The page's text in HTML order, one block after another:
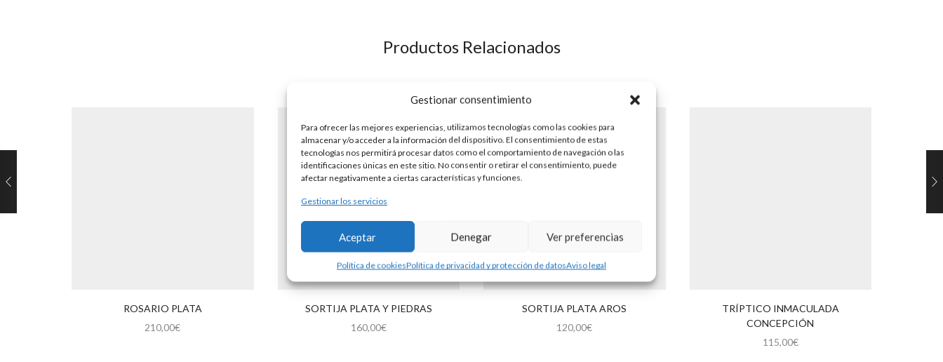
Gestionar consentimiento
Para ofrecer las mejores experiencias, utilizamos tecnologías como las cookies para
almacenar y/o acceder a la información del dispositivo. El consentimiento de estas
tecnologías nos permitirá procesar datos como el comportamiento de navegación o las
identificaciones únicas en este sitio. No consentir o retirar el consentimiento, puede
afectar negativamente a ciertas características y funciones.
Gestionar los servicios
Aceptar Denegar Ver preferencias
Política de cookiesPolítica de privacidad y protección de datosAviso legal
Productos Relacionados
ROSARIO PLATA
210,00€
SORTIJA PLATA Y PIEDRAS
160,00€
SORTIJA PLATA AROS
120,00€
TRÍPTICO INMACULADA
CONCEPCIÓN
115,00€